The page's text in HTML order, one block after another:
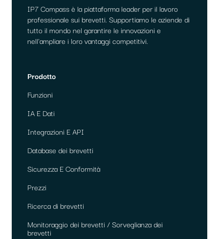
IP7 Compass è la piattaforma leader per il lavoro
professionale sui brevetti. Supportiamo le aziende di
tutto il mondo nel garantire le innovazioni e
nell'ampliare i loro vantaggi competitivi.
Prodotto
Funzioni
IA E Dati
Integrazioni E API
Database dei brevetti
Sicurezza E Conformità
Prezzi
Ricerca di brevetti
Monitoraggio dei brevetti / Sorveglianza dei
brevetti